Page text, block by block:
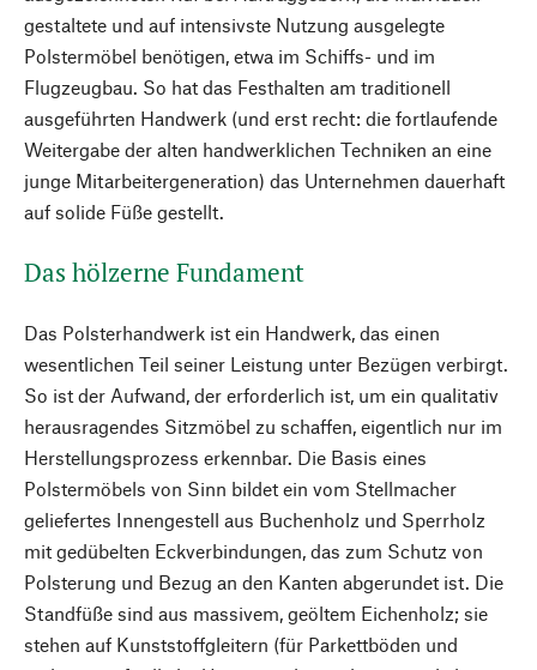
gestaltete und auf intensivste Nutzung ausgelegte
Polstermöbel benötigen, etwa im Schiffs- und im
Flugzeugbau. So hat das Festhalten am traditionell
ausgeführten Handwerk (und erst recht: die fortlaufende
Weitergabe der alten handwerklichen Techniken an eine
junge Mitarbeitergeneration) das Unternehmen dauerhaft
auf solide Füße gestellt.
Das hölzerne Fundament
Das Polsterhandwerk ist ein Handwerk, das einen
wesentlichen Teil seiner Leistung unter Bezügen verbirgt.
So ist der Aufwand, der erforderlich ist, um ein qualitativ
herausragendes Sitzmöbel zu schaffen, eigentlich nur im
Herstellungsprozess erkennbar. Die Basis eines
Polstermöbels von Sinn bildet ein vom Stellmacher
geliefertes Innengestell aus Buchenholz und Sperrholz
mit gedübelten Eckverbindungen, das zum Schutz von
Polsterung und Bezug an den Kanten abgerundet ist. Die
Standfüße sind aus massivem, geöltem Eichenholz; sie
stehen auf Kunststoffgleitern (für Parkettböden und